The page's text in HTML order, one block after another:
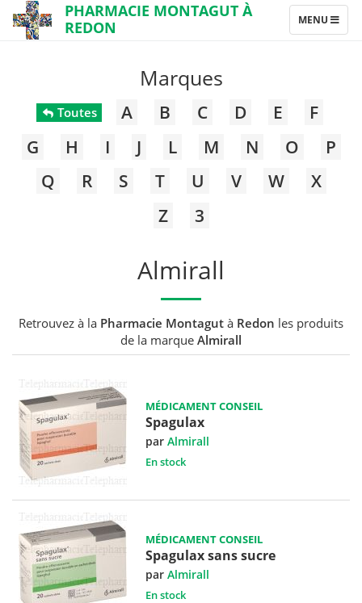
PHARMACIE MONTAGUT À
REDON
TOGGLE
NAVIGATION
MENU
Marques
Toutes A B C D E
F
G
H I J L M N O
P
Q
R S T U V W
X
Z
3
Almirall
Retrouvez à la Pharmacie Montagut à Redon les produits
de la marque Almirall
MÉDICAMENT CONSEIL
Spagulax
parAlmirall
En stock
MÉDICAMENT CONSEIL
Spagulax sans sucre
parAlmirall
En stock